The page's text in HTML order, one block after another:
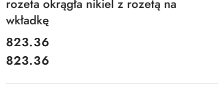
rozeta okrągła nikiel z rozetą na
wkładkę
cena:
823.36
Cena:
823.36